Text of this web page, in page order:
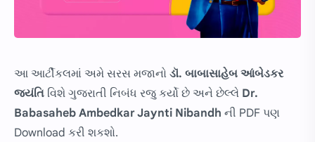
આ આર્ટીકલમાં અમે સરસ મજાનો ડૉ. બાબાસાહેબ આંબેડકર
જયંતિ વિશે ગુજરાતી નિબંધ રજુ કર્યો છે અને છેલ્લે Dr.
Babasaheb Ambedkar Jaynti Nibandh ની PDF પણ
Download કરી શકશો.